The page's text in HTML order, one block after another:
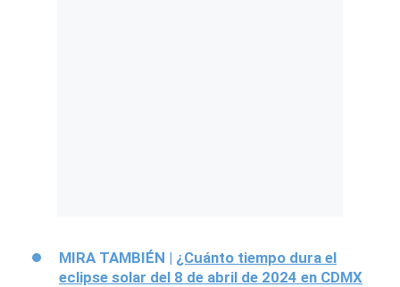
MIRA TAMBIÉN | ¿Cuánto tiempo dura el
eclipse solar del 8 de abril de 2024 en CDMX